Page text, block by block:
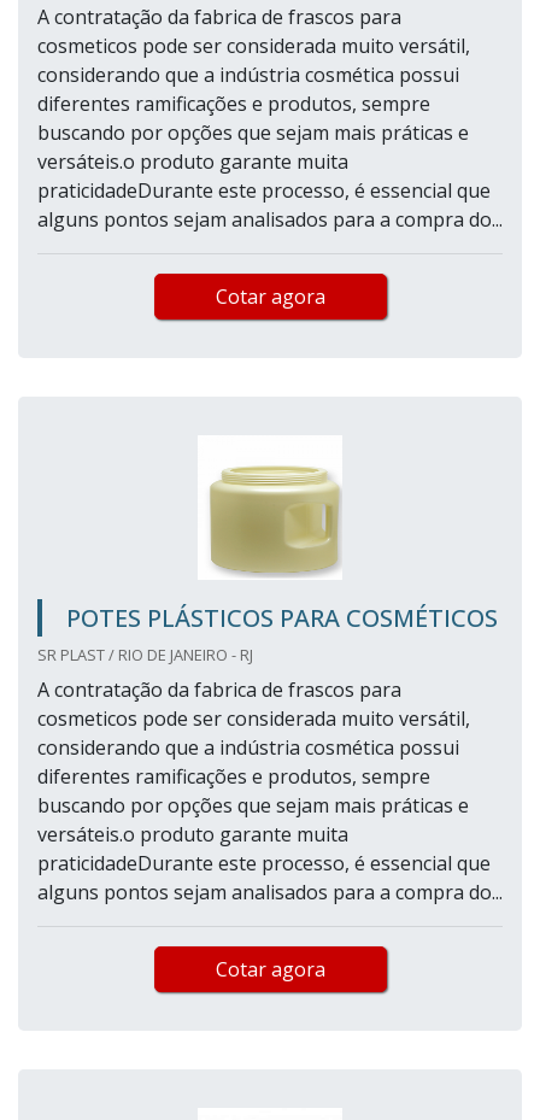
A contratação da fabrica de frascos para
cosmeticos pode ser considerada muito versátil,
considerando que a indústria cosmética possui
diferentes ramificações e produtos, sempre
buscando por opções que sejam mais práticas e
versáteis.o produto garante muita
praticidadeDurante este processo, é essencial que
alguns pontos sejam analisados para a compra do...
Cotar agora
POTES PLÁSTICOS PARA COSMÉTICOS
SR PLAST / RIO DE JANEIRO - RJ
A contratação da fabrica de frascos para
cosmeticos pode ser considerada muito versátil,
considerando que a indústria cosmética possui
diferentes ramificações e produtos, sempre
buscando por opções que sejam mais práticas e
versáteis.o produto garante muita
praticidadeDurante este processo, é essencial que
alguns pontos sejam analisados para a compra do...
Cotar agora